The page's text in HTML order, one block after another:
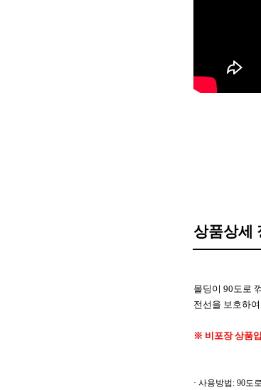
상품상세
몰딩이 90도로
전선을 보호하
※ 비포장 상품
· 사용방법: 90도